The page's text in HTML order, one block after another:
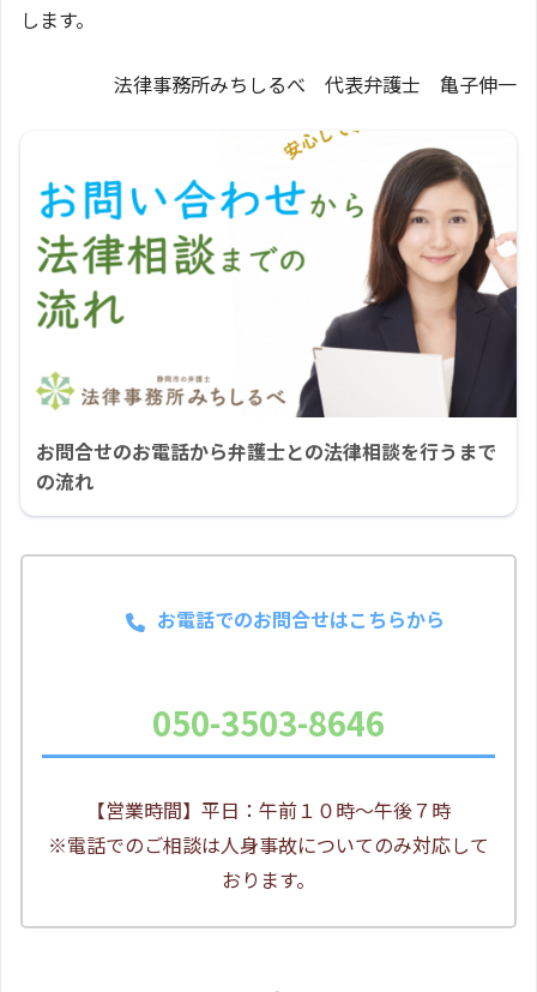
します。
法律事務所みちしるべ 代表弁護士 亀子伸一
お問合せのお電話から弁護士との法律相談を行うまで
の流れ
お電話でのお問合せはこちらから
050-3503-8646
【営業時間】平日：午前１０時～午後７時
※電話でのご相談は人身事故についてのみ対応して
おります。